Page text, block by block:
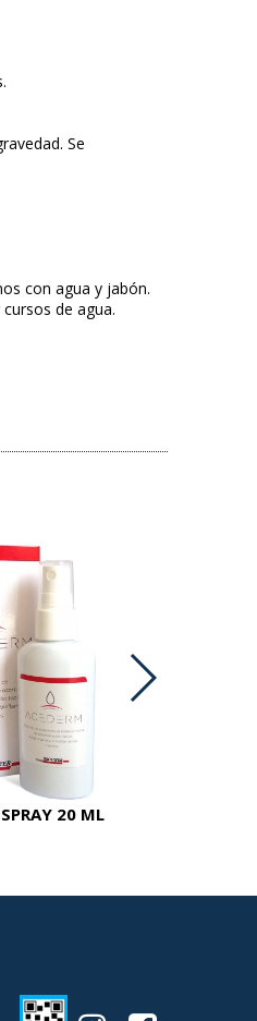
Se
con agua y jabón.
de agua.
20 ML